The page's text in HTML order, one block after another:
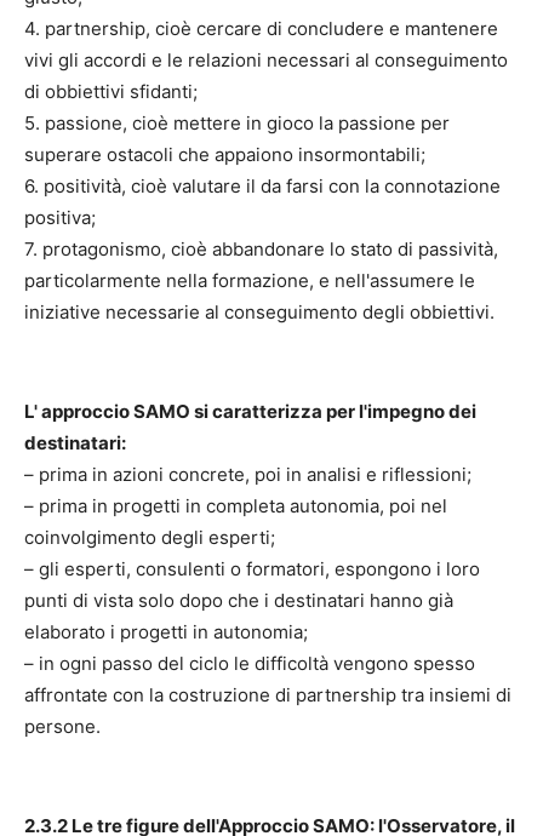
4. partnership, cioè cercare di concludere e mantenere
vivi gli accordi e le relazioni necessari al conseguimento
di obbiettivi sfidanti;
5. passione, cioè mettere in gioco la passione per
superare ostacoli che appaiono insormontabili;
6. positività, cioè valutare il da farsi con la connotazione
positiva;
7. protagonismo, cioè abbandonare lo stato di passività,
particolarmente nella formazione, e nell'assumere le
iniziative necessarie al conseguimento degli obbiettivi.
L' approccio SAMO si caratterizza per l'impegno dei
destinatari:
– prima in azioni concrete, poi in analisi e riflessioni;
– prima in progetti in completa autonomia, poi nel
coinvolgimento degli esperti;
– gli esperti, consulenti o formatori, espongono i loro
punti di vista solo dopo che i destinatari hanno già
elaborato i progetti in autonomia;
– in ogni passo del ciclo le difficoltà vengono spesso
affrontate con la costruzione di partnership tra insiemi di
persone.
2.3.2 Le tre figure dell'Approccio SAMO: l'Osservatore, il